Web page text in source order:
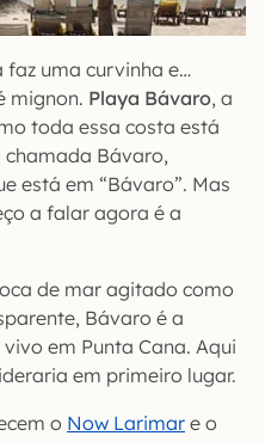
faz uma curvinha e…
mignon. Playa Bávaro, a
toda essa costa está
Bávaro,
está em “Bávaro”. Mas
a falar agora é a
de mar agitado como
Bávaro é a
em Punta Cana. Aqui
em primeiro lugar.
o Now Larimar e o